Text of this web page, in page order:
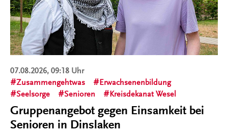
07.08.2026, 09:18 Uhr
Zusammengehtwas
Erwachsenenbildung
Seelsorge
Senioren Kreisdekanat Wesel
Gruppenangebot gegen Einsamkeit bei
Senioren in Dinslaken